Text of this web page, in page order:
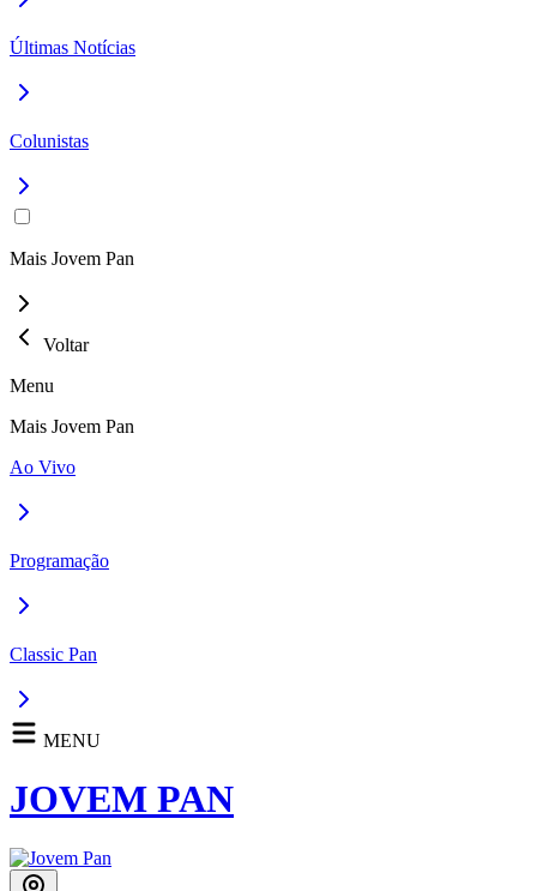
Últimas Notícias
Colunistas
Mais Jovem Pan
Voltar
Menu
Mais Jovem Pan
Ao Vivo
Programação
Classic Pan
MENU
JOVEM PAN